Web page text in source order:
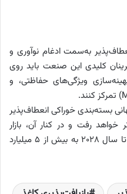
به‌سمت ادغام نوآوری و
کلیدی این صنعت باید روی
ویژگی‌های حفاظتی، و
بسته‌بندی خوراکی انعطاف‌پذیر
دلار فراتر خواهد رفت و در کنار آن، بازار
بسته‌بندی‌های زیست‌تخریب‌پذیر نیز تا سال ۲۰۲۸ به بیش از ۵ میلیارد